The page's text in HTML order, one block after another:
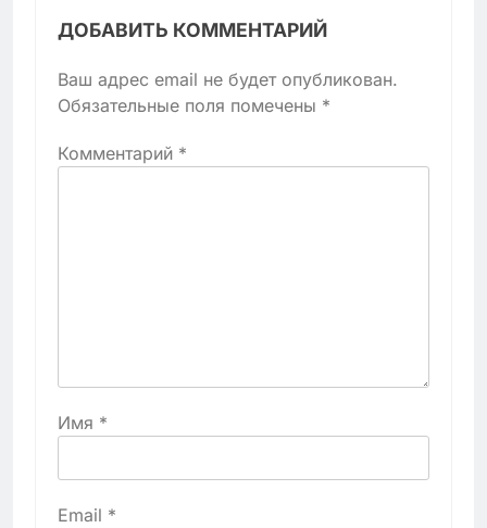
ДОБАВИТЬ КОММЕНТАРИЙ
Ваш адрес email не будет опубликован.
Обязательные поля помечены *
Комментарий *
Имя *
Email *